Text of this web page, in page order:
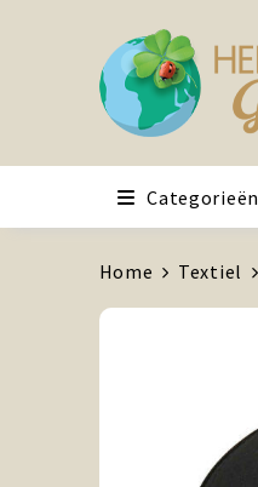
Categorieën
Home Textiel